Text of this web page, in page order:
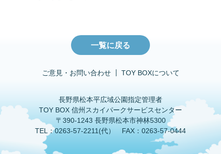
一覧に戻る
ご意見・お問い合わせ TOY BOXについて
長野県松本平広域公園指定管理者
TOY BOX 信州スカイパークサービスセンター
〒390-1243 長野県松本市神林5300
TEL：0263-57-2211(代） FAX：0263-57-0444